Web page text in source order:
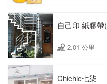
自己印 紙膠
2.01 公里
Chichic七柒